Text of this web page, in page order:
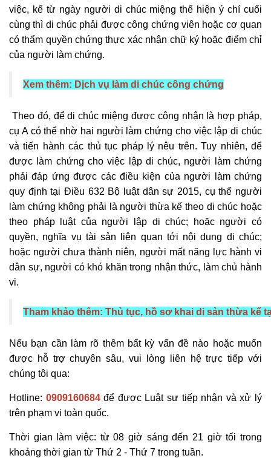
việc, kể từ ngày người di chúcmiệng thể hiện ý chí cuối
cùng thì di chúc phải được công chứng viên hoặc cơ quan
có thẩm quyền chứng thực xác nhận chữ ký hoặc điểm chỉ
của người làm chứng.
Xem thêm: Dịch vụ làm di chúc công chứng
Theo đó, để di chúc miệng được công nhận là hợp pháp,
cụ A có thể nhờ hai người làm chứng cho việc lậpdi chúc
và tiến hành các thủ tục pháp lý nêu trên. Tuy nhiên, để
được làm chứng cho việc lập di chúc, người làm chứng
phải đáp ứng được các điều kiện của người làm chứng
quy định tại Điều 632 Bộ luật dân sự 2015, cụ thể người
làm chứng không phải là người thừa kế theo di chúc hoặc
theo pháp luật của người lập di chúc; hoặc người có
quyền, nghĩa vụ tài sản liên quan tới nội dung di chúc;
hoặc người chưa thành niên, người mất năng lực hành vi
dân sự, người có khó khăn trong nhận thức, làm chủ hành
vi.
Tham khảo thêm: Thủ tục, hồ sơ khai di sản thừa kế
Nếu bạn cần làm rõ thêm bất kỳ vấn đề nào hoặc muốn
được hỗ trợ chuyên sâu, vui lòng liên hệ trực tiếp với
chúng tôi qua:
Hotline: 0909160684để được Luật sư tiếp nhận và xử lý
trên phạm vi toàn quốc.
Thời gian làm việc: từ 08 giờ sáng đến 21 giờ tối trong
khoảng thời gian từ Thứ 2 - Thứ 7 trong tuần.